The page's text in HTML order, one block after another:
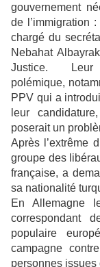
gouvernement
de l’immigration
chargé du
Nebahat
Justice. Leur
polémique,
PPV qui a
leur
poserait un
Après l’extrême
groupe des
française, a
sa nationalité
En Allemagne
correspondant
populaire
campagne
personnes issues